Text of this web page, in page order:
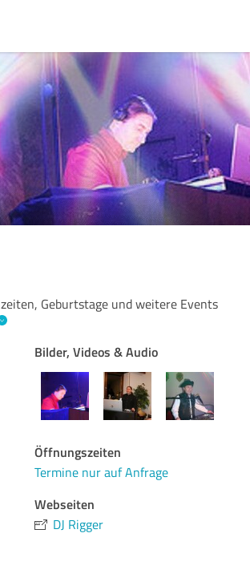
Geburtstage und weitere Events
Bilder, Videos & Audio
Öffnungszeiten
Termine nur auf Anfrage
Webseiten
DJ Rigger